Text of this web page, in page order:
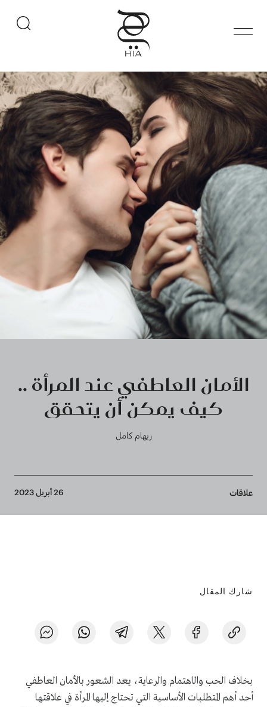
الأمان العاطفي عند المرأة ..
كيف يمكن أن يتحقق
ريهام كامل
Breadcrumb
علاقات 26 أبريل 2023
شارك المقال
بخلاف الحب والاهتمام والرعاية، يعد الشعور بالأمان العاطفي
أحد أهم المتطلبات الأساسية التي تحتاج إليها المرأة في علاقتها